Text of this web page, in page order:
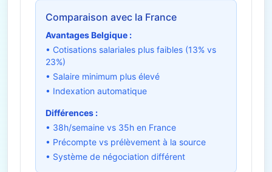
Comparaison avec la France
Avantages Belgique :
• Cotisations salariales plus faibles (13% vs
23%)
• Salaire minimum plus élevé
• Indexation automatique
Différences :
• 38h/semaine vs 35h en France
• Précompte vs prélèvement à la source
• Système de négociation différent